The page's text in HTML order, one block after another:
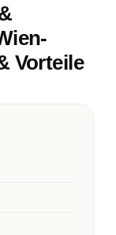
Vorteile